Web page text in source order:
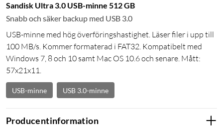
Sandisk Ultra 3.0 USB-minne 512 GB
Snabb och säker backup med USB 3.0
USB-minne med hög överföringshastighet. Läser filer i upp till
100 MB/s. Kommer formaterad i FAT32. Kompatibelt med
Windows 7, 8 och 10 samt Mac OS 10.6 och senare. Mått:
57x21x11.
USB-minne USB 3.0-minne
Producentinformation